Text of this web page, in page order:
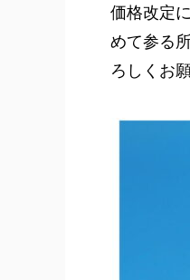
価格改定
めて参る
ろしくお